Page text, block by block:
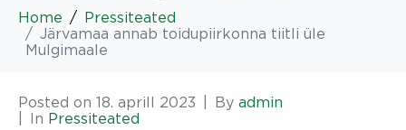
Home
Pressiteated
Järvamaa annab toidupiirkonna tiitli üle
Mulgimaale
Posted on 18. aprill 2023 By admin
In Pressiteated